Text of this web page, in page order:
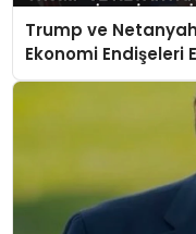
Trump ve
Ekonomi Endişeleri